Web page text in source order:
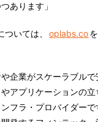
あります」
いては、 oplabs.co
企業がスケーラブルで
アプリケーションの
フラ・プロバイダー